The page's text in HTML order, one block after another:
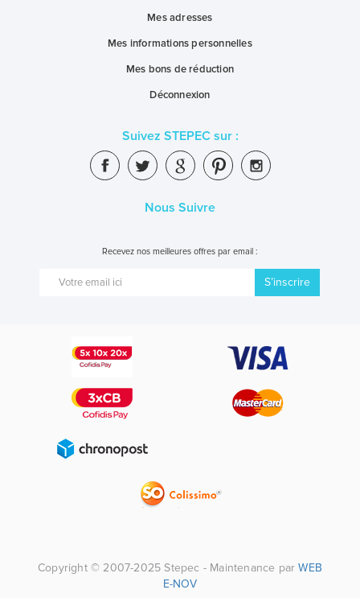
Mes adresses
Mes informations personnelles
Mes bons de réduction
Déconnexion
Suivez STEPEC sur :
Nous Suivre
Recevez nos meilleures offres par email :
S’inscrire
Copyright © 2007-2025 Stepec - Maintenance parWEB
E-NOV